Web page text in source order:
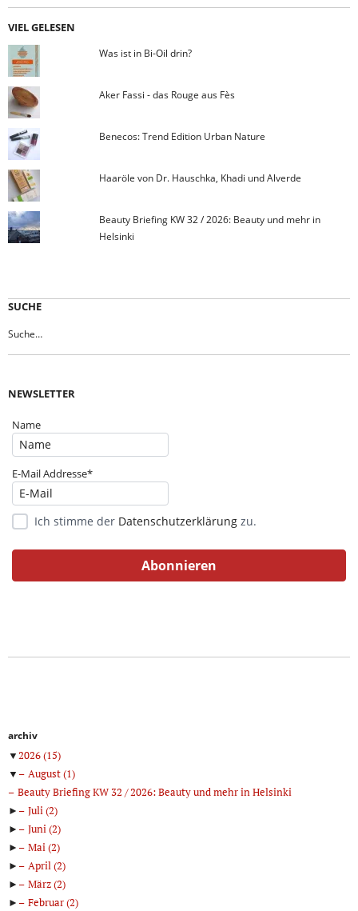
VIEL GELESEN
Was ist in Bi-Oil drin?
Aker Fassi - das Rouge aus Fès
Benecos: Trend Edition Urban Nature
Haaröle von Dr. Hauschka, Khadi und Alverde
Beauty Briefing KW 32 / 2026: Beauty und mehr in
Helsinki
SUCHE
NEWSLETTER
Name
E-Mail Addresse*
Ich stimme der Datenschutzerklärung zu.
archiv
▼2026(15)
▼
August(1)
Beauty Briefing KW 32 / 2026: Beauty und mehr in Helsinki
►
Juli(2)
►
Juni(2)
►
Mai(2)
►
April(2)
►
März(2)
►
Februar(2)